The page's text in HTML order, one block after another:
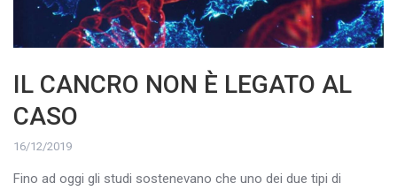
IL CANCRO NON È LEGATO AL
CASO
16/12/2019
Fino ad oggi gli studi sostenevano che uno dei due tipi di